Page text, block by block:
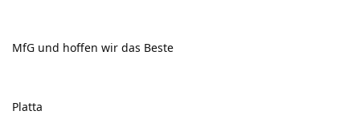
MfG und hoffen wir das Beste
Platta